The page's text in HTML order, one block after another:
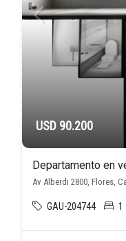
USD 90.200
Departamento en
Av Alberdi 2800, Flores,
GAU-204744 1